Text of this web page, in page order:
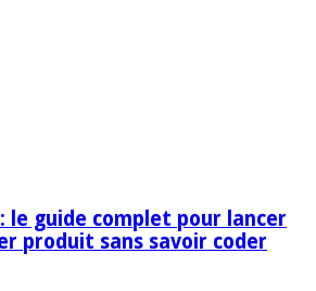
le guide complet pour lancer
produit sans savoir coder